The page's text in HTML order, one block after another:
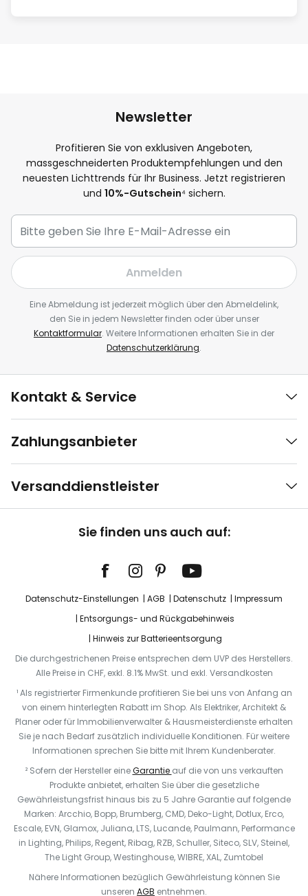
Newsletter
Profitieren Sie von exklusiven Angeboten,
massgeschneiderten Produktempfehlungen und den
neuesten Lichttrends für Ihr Business. Jetzt registrieren
und 10%-Gutschein⁴ sichern.
Anmelden
Eine Abmeldung ist jederzeit möglich über den Abmeldelink,
den Sie in jedem Newsletter finden oder über unser
Kontaktformular. Weitere Informationen erhalten Sie in der
Datenschutzerklärung.
Kontakt & Service
Zahlungsanbieter
Versanddienstleister
Sie finden uns auch auf:
Datenschutz-Einstellungen AGB Datenschutz
Impressum
Entsorgungs- und Rückgabehinweis
Hinweis zur Batterieentsorgung
Die durchgestrichenen Preise entsprechen dem UVP des Herstellers.
Alle Preise in CHF, exkl. 8.1% MwSt. und exkl. Versandkosten
¹ Als registrierter Firmenkunde profitieren Sie bei uns von Anfang an
von einem hinterlegten Rabatt im Shop. Als Elektriker, Architekt &
Planer oder für Immobilienverwalter & Hausmeisterdienste erhalten
Sie je nach Bedarf zusätzlich individuelle Konditionen. Für weitere
Informationen sprechen Sie bitte mit Ihrem Kundenberater.
² Sofern der Hersteller eineGarantie auf die von uns verkauften
Produkte anbietet, erhalten Sie über die gesetzliche
Gewährleistungsfrist hinaus bis zu 5 Jahre Garantie auf folgende
Marken: Arcchio, Bopp, Brumberg, CMD, Deko-Light, Dotlux, Erco,
Escale, EVN, Glamox, Juliana, LTS, Lucande, Paulmann, Performance
in Lighting, Philips, Regent, Ribag, RZB, Schuller, Siteco, SLV, Steinel,
The Light Group, Westinghouse, WIBRE, XAL, Zumtobel
Nähere Informationen bezüglich Gewährleistung können Sie
unseren AGB entnehmen.